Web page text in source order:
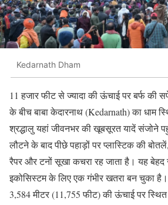
Kedarnath Dham
11 हजार फीट से ज्यादा की ऊंचाई पर बर्फ की
के बीच बाबा केदारनाथ (Kedarnath) का धाम
श्रद्धालु यहां जीवनभर की खूबसूरत यादें संजोने
लौटने के बाद पीछे पहाड़ों पर प्लास्टिक की
रैपर और टनों सूखा कचरा रह जाता है। यह बेहद
इकोसिस्टम के लिए एक गंभीर खतरा बन चुका
3,584 मीटर (11,755 फीट) की ऊंचाई पर